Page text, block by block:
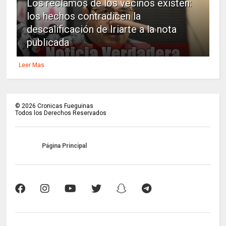
Los reclamos de los vecinos existen:
los hechos contradicen la
descalificación de Iriarte a la nota
publicada
Leer Mas
© 2026 Cronicas Fueguinas
Todos los Derechos Reservados
Página Principal